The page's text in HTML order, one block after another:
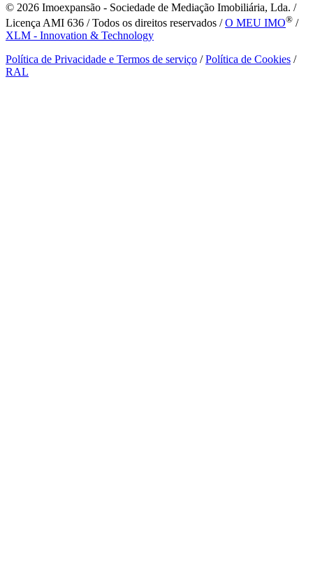
© 2026 Imoexpansão - Sociedade de Mediação Imobiliária, Lda. /
Licença AMI 636 / Todos os direitos reservados /O MEU IMO® /
XLM - Innovation & Technology
Política de Privacidade e Termos de serviço /Política de Cookies /
RAL